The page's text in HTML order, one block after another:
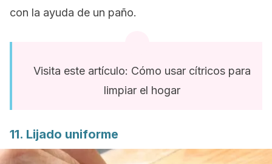
con la ayuda de un paño.
Visita este artículo: Cómo usar cítricos para
limpiar el hogar
11. Lijado uniforme